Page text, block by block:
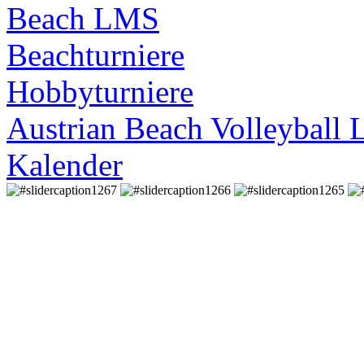
Beach LMS
Beachturniere
Hobbyturniere
Austrian Beach Volleyball
Kalender